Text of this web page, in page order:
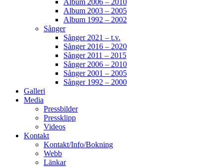
Album 2006 – 2010
Album 2003 – 2005
Album 1992 – 2002
Sånger
Sånger 2021 – t.v.
Sånger 2016 – 2020
Sånger 2011 – 2015
Sånger 2006 – 2010
Sånger 2001 – 2005
Sånger 1992 – 2000
Galleri
Media
Pressbilder
Pressklipp
Videos
Kontakt
Kontakt/Info/Bokning
Webb
Länkar